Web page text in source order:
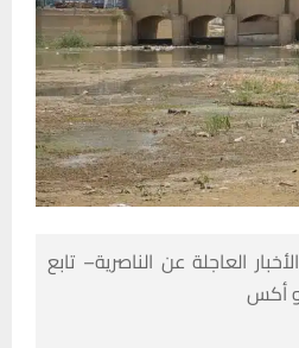
العاجلة عن الناصرية– تابع
أكس